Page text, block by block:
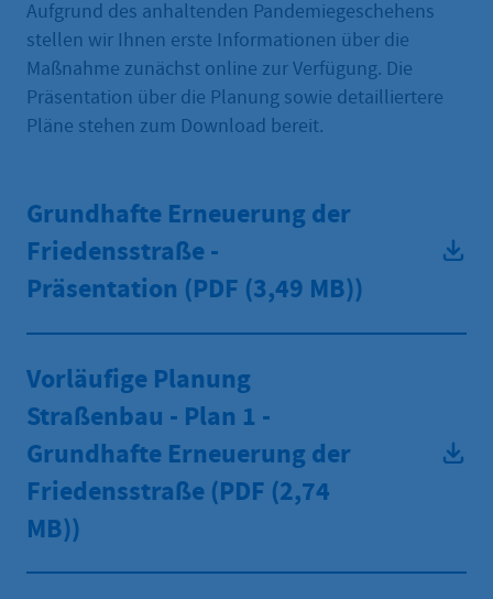
Aufgrund des anhaltenden Pandemiegeschehens
stellen wir Ihnen erste Informationen über die
Maßnahme zunächst online zur Verfügung. Die
Präsentation über die Planung sowie detailliertere
Pläne stehen zum Download bereit.
Grundhafte Erneuerung der
Friedensstraße -
Präsentation (PDF (3,49 MB))
Vorläufige Planung
Straßenbau - Plan 1 -
Grundhafte Erneuerung der
Friedensstraße (PDF (2,74
MB))